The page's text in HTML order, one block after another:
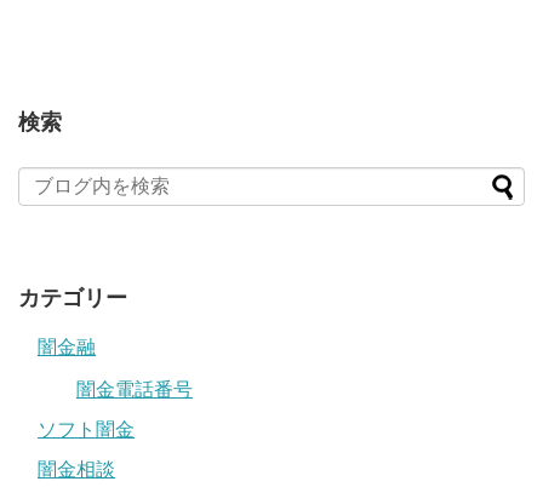
検索
カテゴリー
闇金融
闇金電話番号
ソフト闇金
闇金相談